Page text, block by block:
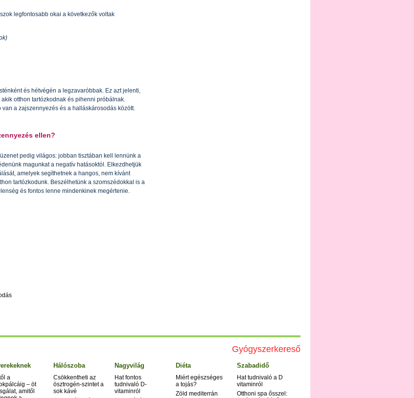
legfontosabb okai a következők voltak
és hétvégén a legzavaróbbak. Ez azt jelenti,
otthon tartózkodnak és pihenni próbálnak.
a zajszennyezés és a halláskárosodás között.
ellen?
pedig világos: jobban tisztában kell lennünk a
magunkat a negatív hatásoktól. Elkezdhetjük
amelyek segíthetnek a hangos, nem kívánt
tartózkodunk. Beszélhetünk a szomszédokkal is a
és fontos lenne mindenkinek megértenie.
Gyógyszerkereső
a
– öt
amitől
Hálószoba
Csökkentheti az
ösztrogén-szintet a
sok kávé
Nagyvilág
Hat fontos
tudnivaló D-
vitaminról
Diéta
Miért egészséges
a tojás?
Zöld mediterrán
Szabadidő
Hat tudnivaló a D
vitaminról
Otthoni spa ősszel: